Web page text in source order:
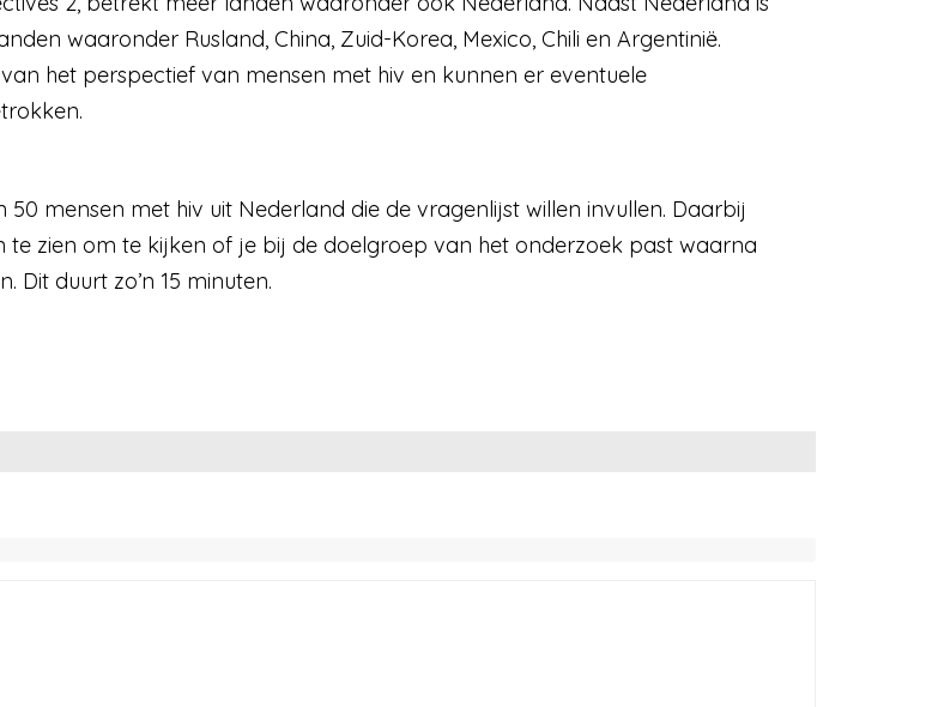
waaronder Rusland, China, Zuid-Korea, Mexico, Chili en Argentinië.
het perspectief van mensen met hiv en kunnen er eventuele
50 mensen met hiv uit Nederland die de vragenlijst willen invullen. Daarbij
te zien om te kijken of je bij de doelgroep van het onderzoek past waarna
Dit duurt zo’n 15 minuten.